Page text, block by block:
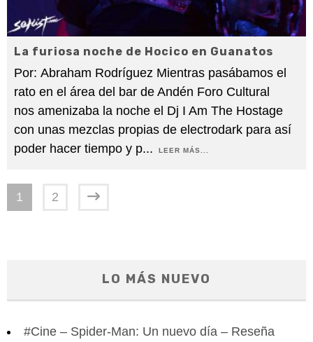
La furiosa noche de Hocico en Guanatos
Por: Abraham Rodríguez Mientras pasábamos el
rato en el área del bar de Andén Foro Cultural
nos amenizaba la noche el Dj I Am The Hostage
con unas mezclas propias de electrodark para así
poder hacer tiempo y p... LEER MÁS...
1 2
LO MÁS NUEVO
#Cine – Spider-Man: Un nuevo día – Reseña